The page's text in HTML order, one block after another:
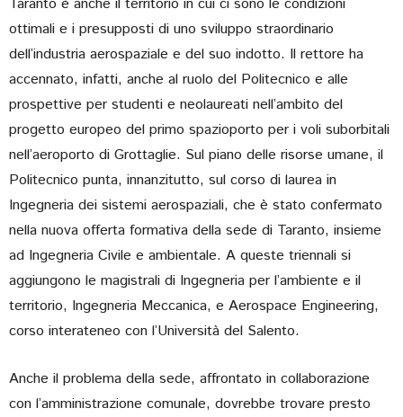
ottimali e i presupposti di uno sviluppo straordinario
dell’industria aerospaziale e del suo indotto. Il rettore ha
accennato, infatti, anche al ruolo del Politecnico e alle
prospettive per studenti e neolaureati nell’ambito del
progetto europeo del primo spazioporto per i voli suborbitali
nell’aeroporto di Grottaglie. Sul piano delle risorse umane, il
Politecnico punta, innanzitutto, sul corso di laurea in
Ingegneria dei sistemi aerospaziali, che è stato confermato
nella nuova offerta formativa della sede di Taranto, insieme
ad Ingegneria Civile e ambientale. A queste triennali si
aggiungono le magistrali di Ingegneria per l’ambiente e il
territorio, Ingegneria Meccanica, e Aerospace Engineering,
corso interateneo con l’Università del Salento.
Anche il problema della sede, affrontato in collaborazione
con l’amministrazione comunale, dovrebbe trovare presto